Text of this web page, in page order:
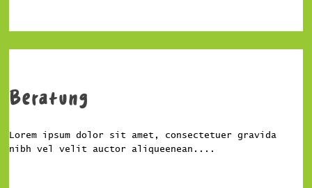
Beratung
Lorem ipsum dolor sit amet, consectetuer gravida
nibh vel velit auctor aliqueenean....